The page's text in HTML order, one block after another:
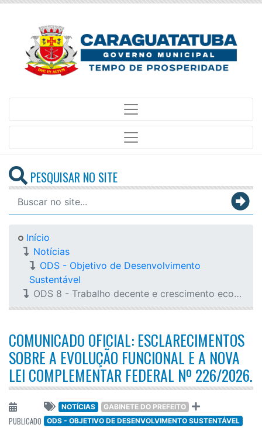
PESQUISAR NO SITE
Início
Notícias
ODS - Objetivo de Desenvolvimento
Sustentável
ODS 8 - Trabalho decente e crescimento econômico
COMUNICADO OFICIAL: ESCLARECIMENTOS
SOBRE A EVOLUÇÃO FUNCIONAL E A NOVA
LEI COMPLEMENTAR FEDERAL Nº 226/2026.
PUBLICADO
NOTÍCIAS
GABINETE DO PREFEITO
ODS - OBJETIVO DE DESENVOLVIMENTO SUSTENTÁVEL